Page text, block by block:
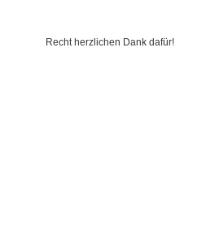
Recht herzlichen Dank dafür!